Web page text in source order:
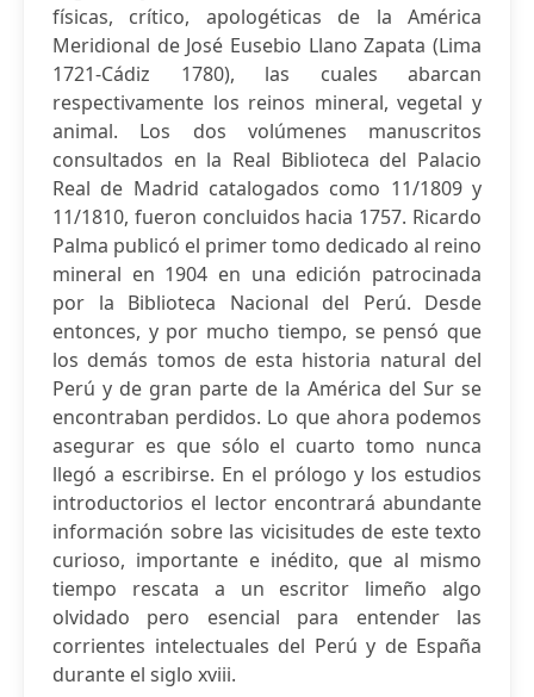
físicas, crítico, apologéticas de la América
Meridional de José Eusebio Llano Zapata (Lima
1721-Cádiz 1780), las cuales abarcan
respectivamente los reinos mineral, vegetal y
animal. Los dos volúmenes manuscritos
consultados en la Real Biblioteca del Palacio
Real de Madrid catalogados como 11/1809 y
11/1810, fueron concluidos hacia 1757. Ricardo
Palma publicó el primer tomo dedicado al reino
mineral en 1904 en una edición patrocinada
por la Biblioteca Nacional del Perú. Desde
entonces, y por mucho tiempo, se pensó que
los demás tomos de esta historia natural del
Perú y de gran parte de la América del Sur se
encontraban perdidos. Lo que ahora podemos
asegurar es que sólo el cuarto tomo nunca
llegó a escribirse. En el prólogo y los estudios
introductorios el lector encontrará abundante
información sobre las vicisitudes de este texto
curioso, importante e inédito, que al mismo
tiempo rescata a un escritor limeño algo
olvidado pero esencial para entender las
corrientes intelectuales del Perú y de España
durante el siglo xviii.